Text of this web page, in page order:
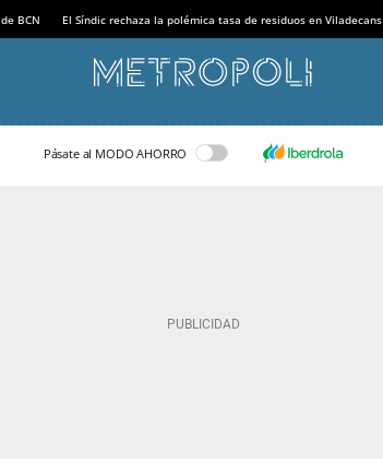
BCN El Síndic rechaza la polémica tasa de residuos en Viladecans
Pásate al MODO AHORRO